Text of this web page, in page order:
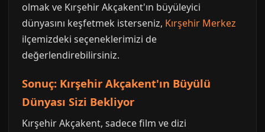
olmak ve Kırşehir Akçakent'ın büyüleyici
dünyasını keşfetmek isterseniz, Kırşehir Merkez
ilçemizdeki seçeneklerimizi de
değerlendirebilirsiniz.
Sonuç: Kırşehir Akçakent'ın Büyülü
Dünyası Sizi Bekliyor
Kırşehir Akçakent, sadece film ve dizi